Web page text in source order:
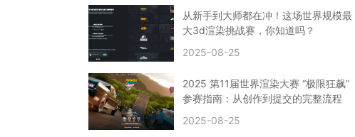
vr渲染器
效果图渲染 免费云渲染
Autodesk
2D转3D
SU渲染 圣诞短片
风暴幽灵船
云渲染大咖专访
CG电影云渲染案例
Houdini建模案例
CG人物制作
Maya基础知识
Blender渲染技巧
3ds Max资讯
3ds Max教程
CG软件资讯
3d云渲染
3dmax渲染
Substance Painter
从新手到大师都在冲！这场世界规模最
大3d渲染挑战赛，你知道吗？
2025-08-25
2025 第11届世界渲染大赛 “极限狂飙”
参赛指南：从创作到提交的完整流程
2025-08-25